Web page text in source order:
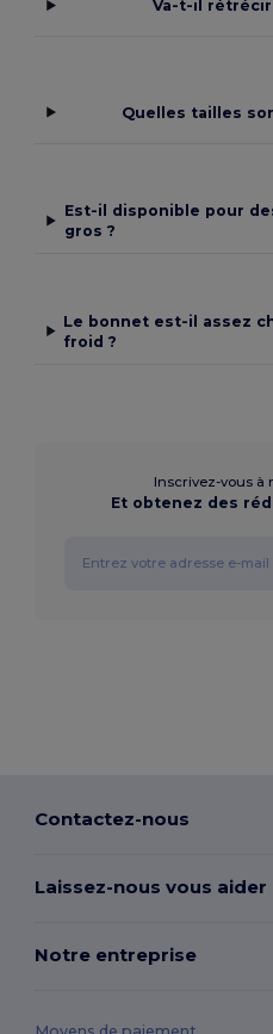
Va-t-il rétrécir
Quelles tailles
Est-il disponible pour
gros ?
Le bonnet est-il assez
froid ?
Inscrivez-vous à
Et obtenez des
Contactez-nous
Laissez-nous vous aider
Notre entreprise